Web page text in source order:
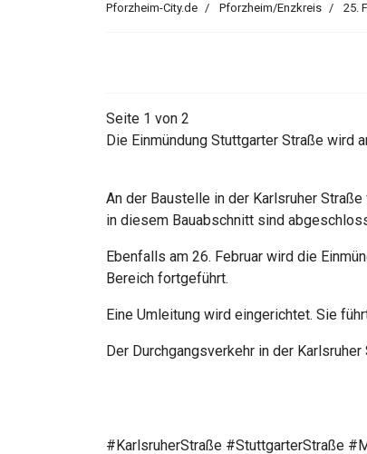
Pforzheim-City.de Pforzheim/Enzkreis 25.
Seite 1 von 2
Die Einmündung Stuttgarter Straße wird
An der Baustelle in der Karlsruher
in diesem Bauabschnitt sind
Ebenfalls am 26. Februar wird die
Bereich fortgeführt.
Eine Umleitung wird eingerichtet. Sie
Der Durchgangsverkehr in der
#KarlsruherStraße #StuttgarterStraße